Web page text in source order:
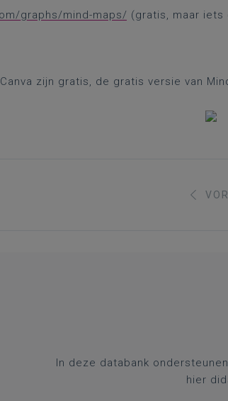
graphs/mind-maps/ (gratis, maar iets
zijn gratis, de gratis versie van
In deze databank
hier